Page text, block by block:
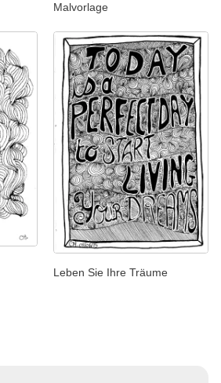
Malvorlage
Leben Sie Ihre Träume